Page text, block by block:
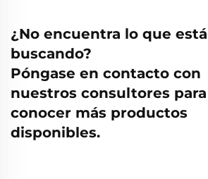
¿No encuentra lo que está
buscando?
Póngase en contacto con
nuestros consultores para
conocer más productos
disponibles.